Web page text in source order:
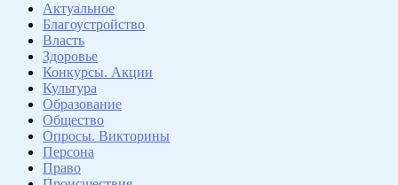
Актуальное
Благоустройство
Власть
Здоровье
Конкурсы. Акции
Культура
Образование
Общество
Опросы. Викторины
Персона
Право